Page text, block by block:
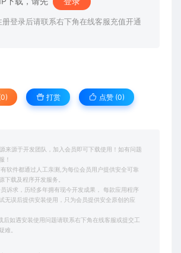
册登录后请联系右下角在线客服充值开通
打赏 点赞 (0)
来源于开发团队，加入会员即可下载使用！如有问题
！
软件都通过人工亲测,为每位会员用户提供安全可靠
下载及程序开发服务。
诉求，历经多年拥有现今开发成果， 每款应用程序
无误后提供安装使用，只为会员提供安全原创的应
后如遇安装使用问题请联系右下角在线客服或提交工
难。